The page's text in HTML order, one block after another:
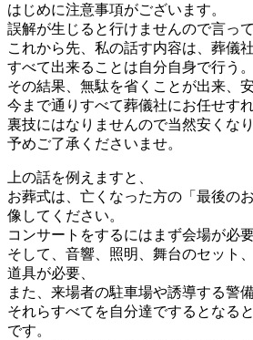
はじめに注意事項がございます。
誤解が生じると行けませんので言っ
これから先、私の話す内容は、葬儀
すべて出来ることは自分自身で行う。
その結果、無駄を省くことが出来、
今まで通りすべて葬儀社にお任せすれ
裏技にはなりませんので当然安くなり
予めご了承くださいませ。
上の話を例えますと、
お葬式は、亡くなった方の「最後の
像してください。
コンサートをするにはまず会場が必要
そして、音響、照明、舞台のセット
道具が必要、
また、来場者の駐車場や誘導する警
それらすべてを自分達でするとなる
です。